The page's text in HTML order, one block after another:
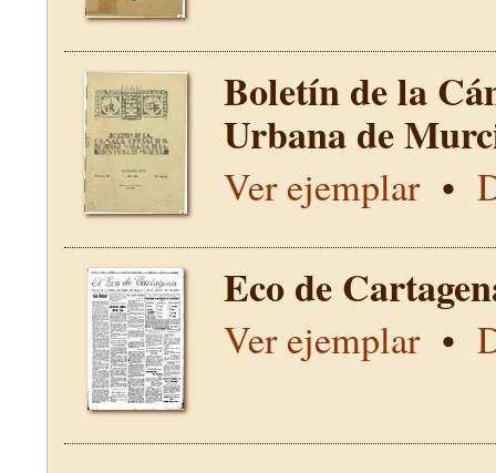
Boletín de la
Urbana de
Ver ejemplar•
Eco de
Ver ejemplar•